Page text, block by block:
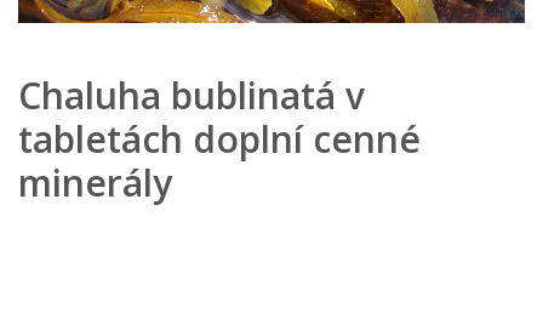
Chaluha bublinatá v
tabletách doplní cenné
minerály